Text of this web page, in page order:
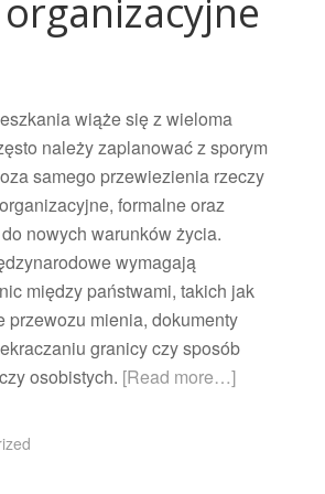
wiąże się z wieloma
należy zaplanować z sporym
samego przewiezienia rzeczy
formalne oraz
nowych warunków życia.
wymagają
między państwami, takich jak
przewozu mienia, dokumenty
granicy czy sposób
osobistych. [Read more…]